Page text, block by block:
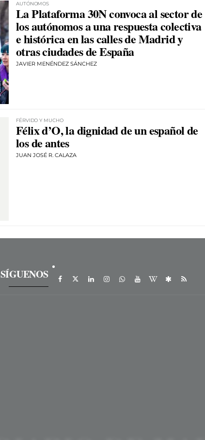
AUTÓNOMOS
La Plataforma 30N convoca al sector de
los autónomos a una respuesta colectiva
e histórica en las calles de Madrid y
otras ciudades de España
JAVIER MENÉNDEZ SÁNCHEZ
FÉRVIDO Y MUCHO
Félix d’O, la dignidad de un español de
los de antes
JUAN JOSÉ R. CALAZA
SÍGUENOS